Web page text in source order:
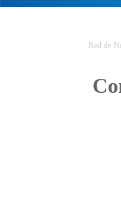
Red de